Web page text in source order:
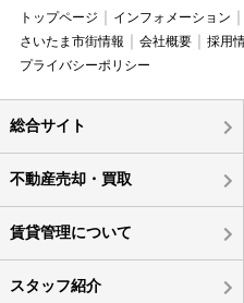
トップページ インフォメーション
さいたま市街情報
会社概要 採用
プライバシーポリシー
総合サイト
不動産売却・買取
賃貸管理について
スタッフ紹介